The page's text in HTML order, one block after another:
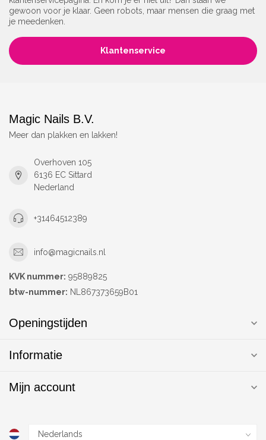
gewoon voor je klaar. Geen robots, maar mensen die graag met
je meedenken.
Klantenservice
Magic Nails B.V.
Meer dan plakken en lakken!
Overhoven 105
6136 EC Sittard
Nederland
+31464512389
info@magicnails.nl
KVK nummer: 95889825
btw-nummer: NL867373659B01
Openingstijden
Informatie
Mijn account